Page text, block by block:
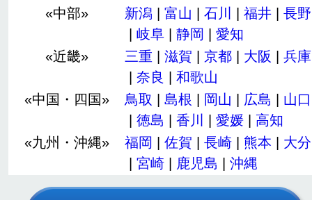
«中部»
新潟 |富山 |石川 |福井 |長野
|岐阜 |静岡 |愛知
«近畿»
三重 |滋賀 京都 大阪 |兵庫
|奈良 |和歌山
«中国・四国»
鳥取 |島根 岡山 広島
山口
|徳島 |香川 |愛媛
高知
«九州・沖縄»
福岡 |佐賀 |長崎 熊本
大分
|宮崎 鹿児島 |沖縄